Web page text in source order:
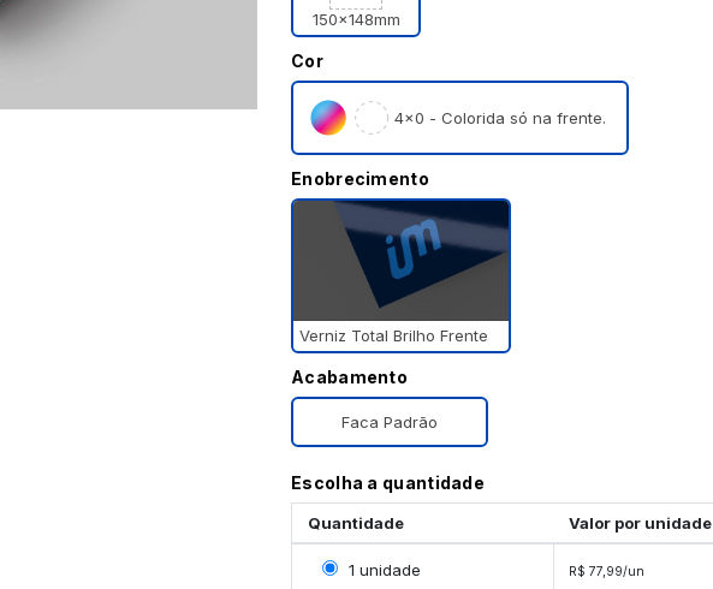
150x148mm
Cor
4×0 - Colorida só na frente.
Enobrecimento
Verniz Total Brilho Frente
Acabamento
Faca Padrão
Escolha a quantidade
Quantidade Valor por unidade
Selecionar 1 unidade
1 unidade R$ 77,99/un